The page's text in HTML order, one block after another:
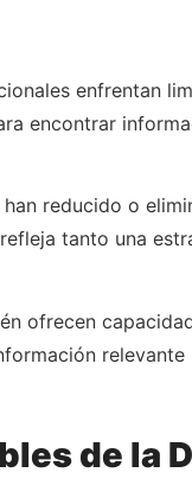
enfrentan
encontrar
reducido o
tanto una
ofrecen
de la